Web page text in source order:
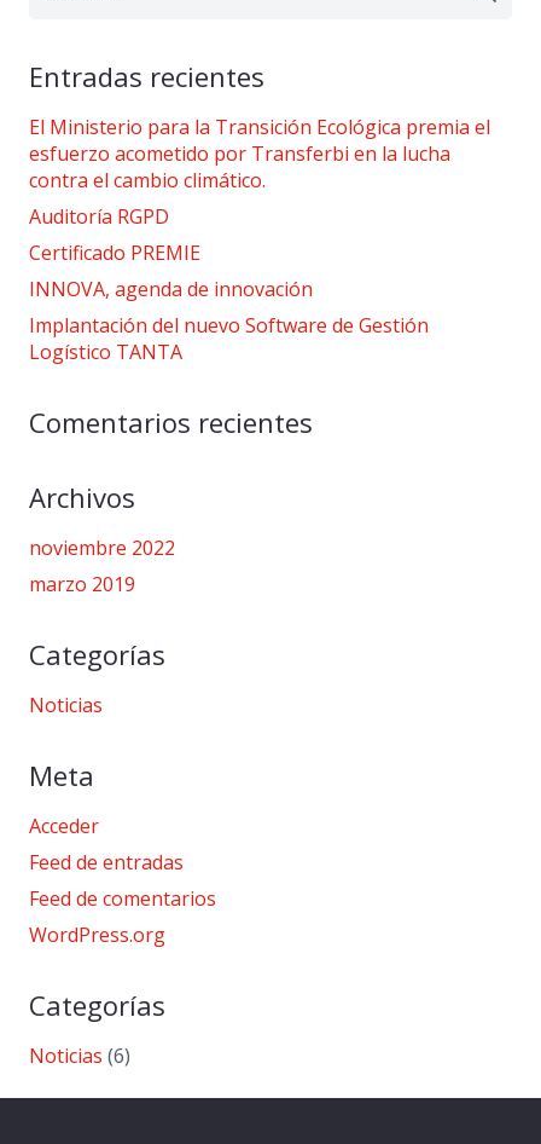
Entradas recientes
El Ministerio para la Transición Ecológica premia el
esfuerzo acometido por Transferbi en la lucha
contra el cambio climático.
Auditoría RGPD
Certificado PREMIE
INNOVA, agenda de innovación
Implantación del nuevo Software de Gestión
Logístico TANTA
Comentarios recientes
Archivos
noviembre 2022
marzo 2019
Categorías
Noticias
Meta
Acceder
Feed de entradas
Feed de comentarios
WordPress.org
Categorías
Noticias (6)